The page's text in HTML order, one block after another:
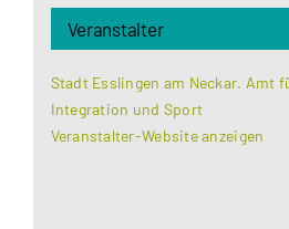
Veranstalter
Stadt Esslingen am Neckar. Amt
Integration und Sport
Veranstalter-Website anzeigen